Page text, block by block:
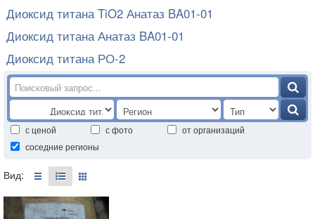
Диоксид титана TiO2 Анатаз BA01-01
Диоксид титана Анатаз BA01-01
Диоксид титана РО-2
с ценой с фото
от организаций
соседние регионы
Вид: